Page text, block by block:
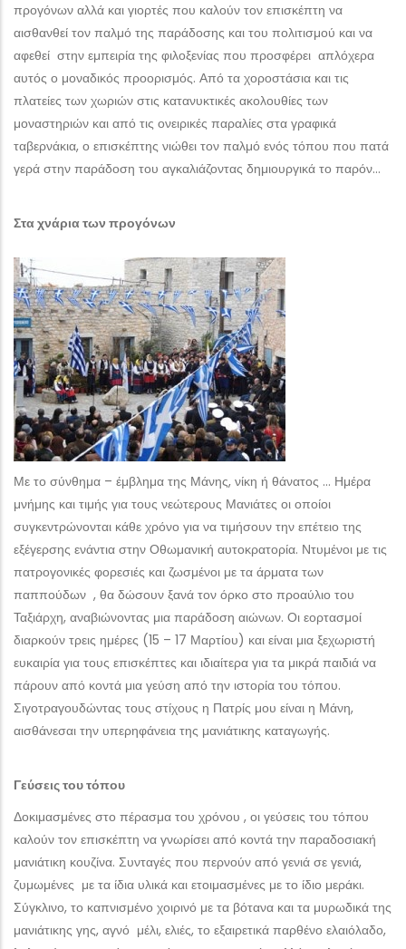
προγόνων αλλά και γιορτές που καλούν τον επισκέπτη να
αισθανθεί τον παλμό της παράδοσης και του πολιτισμού και να
αφεθεί στην εμπειρία της φιλοξενίας που προσφέρει απλόχερα
αυτός ο μοναδικός προορισμός. Από τα χοροστάσια και τις
πλατείες των χωριών στις κατανυκτικές ακολουθίες των
μοναστηριών και από τις ονειρικές παραλίες στα γραφικά
ταβερνάκια, ο επισκέπτης νιώθει τον παλμό ενός τόπου που πατά
γερά στην παράδοση του αγκαλιάζοντας δημιουργικά το παρόν…
Στα χνάρια των προγόνων
Με το σύνθημα – έμβλημα της Μάνης, νίκη ή θάνατος … Ημέρα
μνήμης και τιμής για τους νεώτερους Μανιάτες οι οποίοι
συγκεντρώνονται κάθε χρόνο για να τιμήσουν την επέτειο της
εξέγερσης ενάντια στην Οθωμανική αυτοκρατορία. Ντυμένοι με τις
πατρογονικές φορεσιές και ζωσμένοι με τα άρματα των
παππούδων , θα δώσουν ξανά τον όρκο στο προαύλιο του
Ταξιάρχη, αναβιώνοντας μια παράδοση αιώνων. Οι εορτασμοί
διαρκούν τρεις ημέρες (15 – 17 Μαρτίου) και είναι μια ξεχωριστή
ευκαιρία για τους επισκέπτες και ιδιαίτερα για τα μικρά παιδιά να
πάρουν από κοντά μια γεύση από την ιστορία του τόπου.
Σιγοτραγουδώντας τους στίχους η Πατρίς μου είναι η Μάνη,
αισθάνεσαι την υπερηφάνεια της μανιάτικης καταγωγής.
Γεύσεις του τόπου
Δοκιμασμένες στο πέρασμα του χρόνου , οι γεύσεις του τόπου
καλούν τον επισκέπτη να γνωρίσει από κοντά την παραδοσιακή
μανιάτικη κουζίνα. Συνταγές που περνούν από γενιά σε γενιά,
ζυμωμένες με τα ίδια υλικά και ετοιμασμένες με το ίδιο μεράκι.
Σύγκλινο, το καπνισμένο χοιρινό με τα βότανα και τα μυρωδικά της
μανιάτικης γης, αγνό μέλι, ελιές, το εξαιρετικά παρθένο ελαιόλαδο,